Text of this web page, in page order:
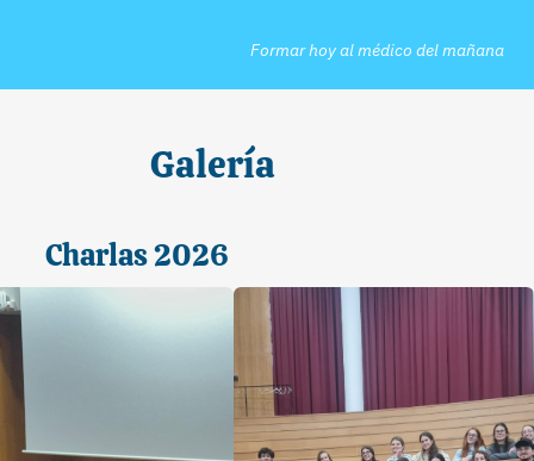
Formar hoy al médico del mañana
Galería
Charlas 2026